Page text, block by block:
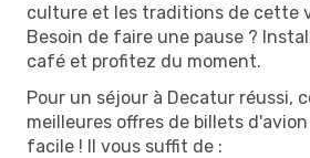
culture et les traditions de cette
Besoin de faire une pause ?
café et profitez du moment.
Pour un séjour à Decatur réussi,
meilleures offres de billets
facile ! Il vous suffit de :